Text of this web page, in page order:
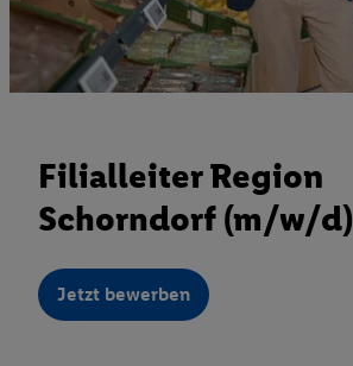
Filialleiter Region
Schorndorf (m/w/d)
Jetzt bewerben